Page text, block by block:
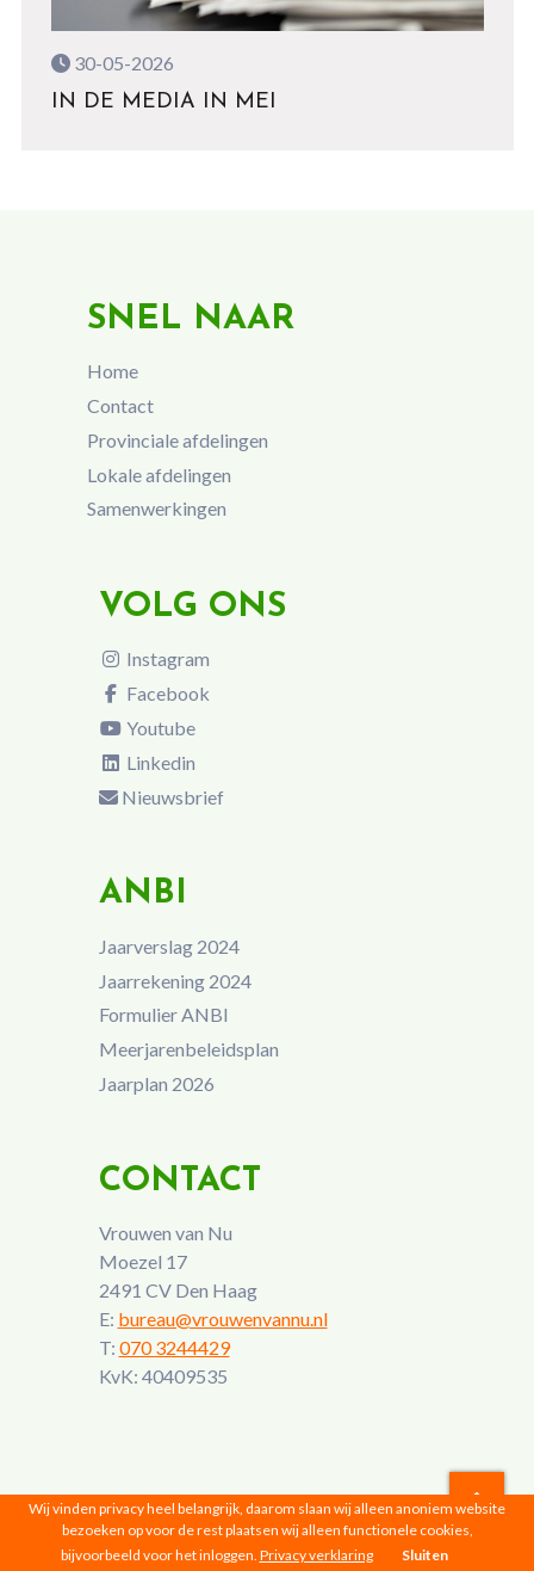
30-05-2026
IN DE MEDIA IN MEI
SNEL NAAR
Home
Contact
Provinciale afdelingen
Lokale afdelingen
Samenwerkingen
VOLG ONS
Instagram
Facebook
Youtube
Linkedin
Nieuwsbrief
ANBI
Jaarverslag 2024
Jaarrekening 2024
Formulier ANBI
Meerjarenbeleidsplan
Jaarplan 2026
CONTACT
Vrouwen van Nu
Moezel 17
2491 CV Den Haag
E: bureau@vrouwenvannu.nl
T: 070 3244429
KvK: 40409535
Vrouwen van Nu © 2026 |Privacyverklaring
Wij vinden privacy heel belangrijk, daarom slaan wij alleen anoniem website
bezoeken op voor de rest plaatsen wij alleen functionele cookies,
bijvoorbeeld voor het inloggen. Privacy verklaring Sluiten